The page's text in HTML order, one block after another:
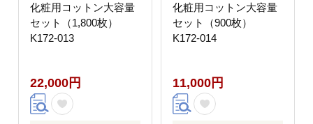
化粧用コットン大容量
セット（1,800枚）
K172-013
22,000円
化粧用コットン大容量
セット（900枚）
K172-014
11,000円